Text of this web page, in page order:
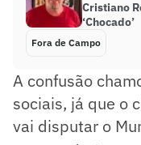
Cristiano
‘Chocado’
Fora de Campo
A confusão
sociais, já que o
vai disputar o